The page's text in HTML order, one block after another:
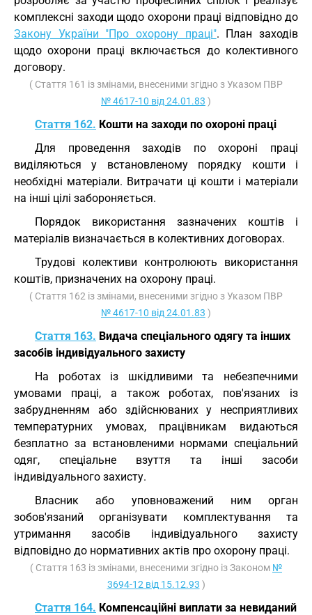
комплексні заходи щодо охорони праці відповідно до
Закону України "Про охорону праці". План заходів
щодо охорони праці включається до колективного
договору.
( Стаття 161 із змінами, внесеними згідно з Указом ПВР
№ 4617-10 від 24.01.83 )
Стаття 162. Кошти на заходи по охороні праці
Для проведення заходів по охороні праці
виділяються у встановленому порядку кошти і
необхідні матеріали. Витрачати ці кошти і матеріали
на інші цілі забороняється.
Порядок використання зазначених коштів і
матеріалів визначається в колективних договорах.
Трудові колективи контролюють використання
коштів, призначених на охорону праці.
( Стаття 162 із змінами, внесеними згідно з Указом ПВР
№ 4617-10 від 24.01.83 )
Стаття 163. Видача спеціального одягу та інших
засобів індивідуального захисту
На роботах із шкідливими та небезпечними
умовами праці, а також роботах, пов'язаних із
забрудненням або здійснюваних у несприятливих
температурних умовах, працівникам видаються
безплатно за встановленими нормами спеціальний
одяг, спеціальне взуття та інші засоби
індивідуального захисту.
Власник або уповноважений ним орган
зобов'язаний організувати комплектування та
утримання засобів індивідуального захисту
відповідно до нормативних актів про охорону праці.
( Стаття 163 із змінами, внесеними згідно із Законом №
3694-12 від 15.12.93 )
Стаття 164. Компенсаційні виплати за невиданий